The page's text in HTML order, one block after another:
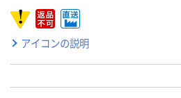
アイコンの説明